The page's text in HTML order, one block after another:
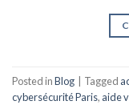
Posted inBlog Tagged
cybersécurité Paris, aide